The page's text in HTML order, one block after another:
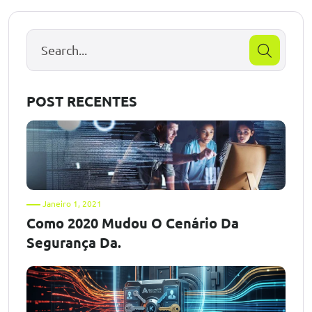
POST RECENTES
Janeiro 1, 2021
Como 2020 Mudou O Cenário Da
Segurança Da.